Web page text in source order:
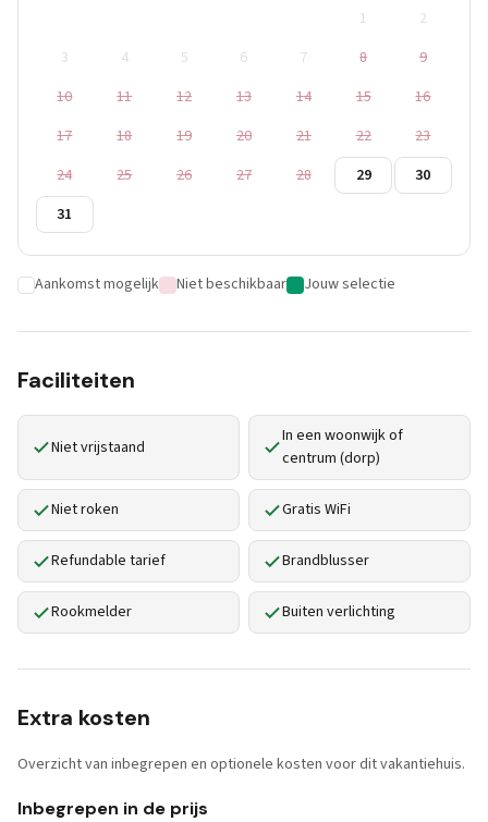
1
2
3
4 5 6 7 8
9
10
11 12 13 14 15
16
17
18 19 20 21 22
23
24
25 26 27 28 29
30
31
Aankomst mogelijk Niet beschikbaar Jouw selectie
Faciliteiten
Niet vrijstaand
In een woonwijk of
centrum (dorp)
Niet roken Gratis WiFi
Refundable tarief Brandblusser
Rookmelder Buiten verlichting
Extra kosten
Overzicht van inbegrepen en optionele kosten voor dit vakantiehuis.
Inbegrepen in de prijs